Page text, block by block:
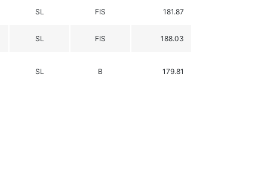
SL FIS 181.87
SL FIS 188.03
SL B 179.81